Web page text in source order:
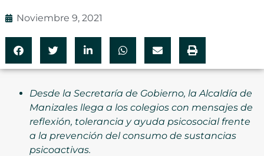
Noviembre 9, 2021
Desde la Secretaría de Gobierno, la Alcaldía de
Manizales llega a los colegios con mensajes de
reflexión, tolerancia y ayuda psicosocial frente
a la prevención del consumo de sustancias
psicoactivas.